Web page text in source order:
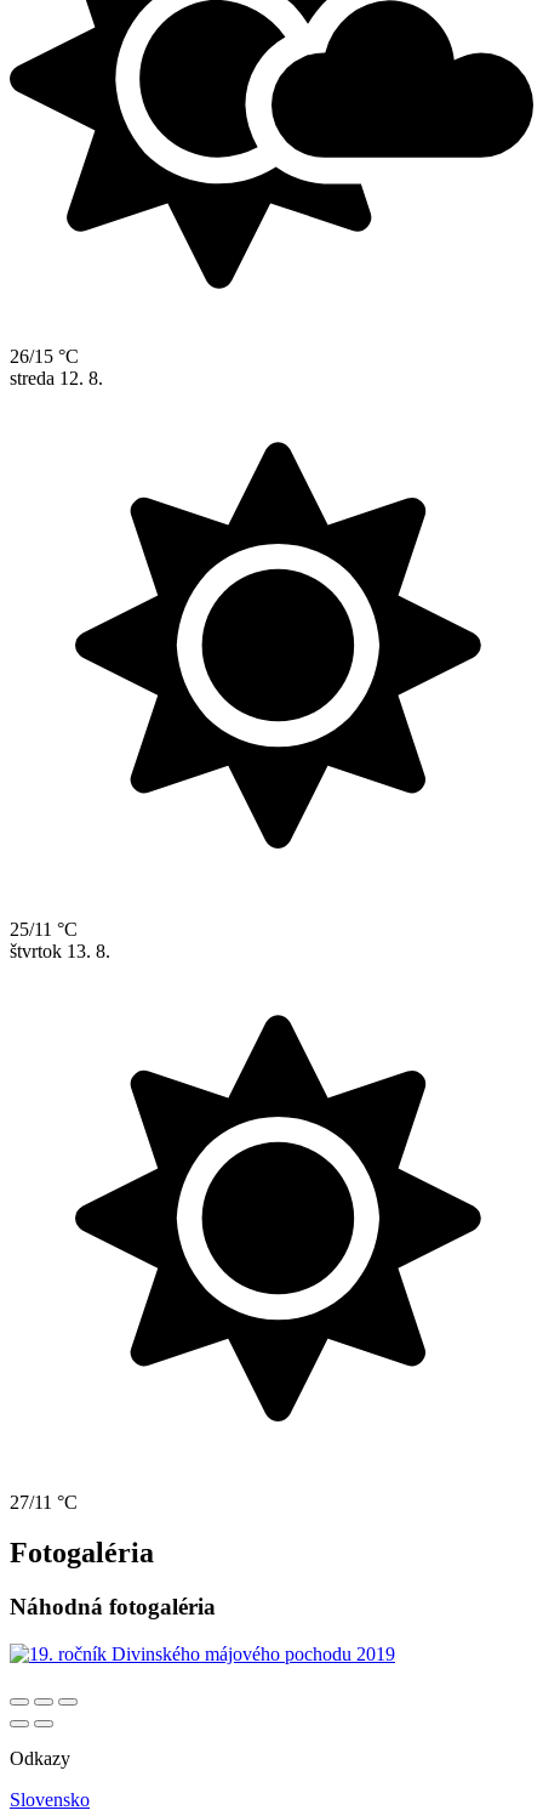
26/15 °C
streda 12. 8.
25/11 °C
štvrtok 13. 8.
27/11 °C
Fotogaléria
Náhodná fotogaléria
Odkazy
Slovensko